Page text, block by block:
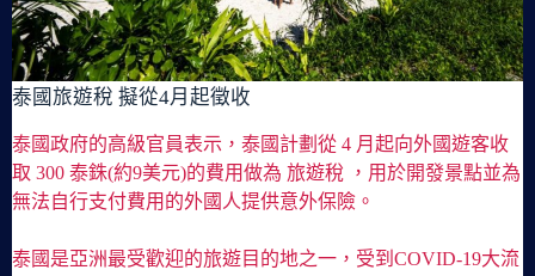
泰國旅遊稅 擬從4月起徵收
泰國政府的高級官員表示，泰國計劃從 4 月起向外國遊客收
取 300 泰銖(約9美元)的費用做為 旅遊稅 ，用於開發景點並為
無法自行支付費用的外國人提供意外保險。
泰國是亞洲最受歡迎的旅遊目的地之一，受到COVID-19大流